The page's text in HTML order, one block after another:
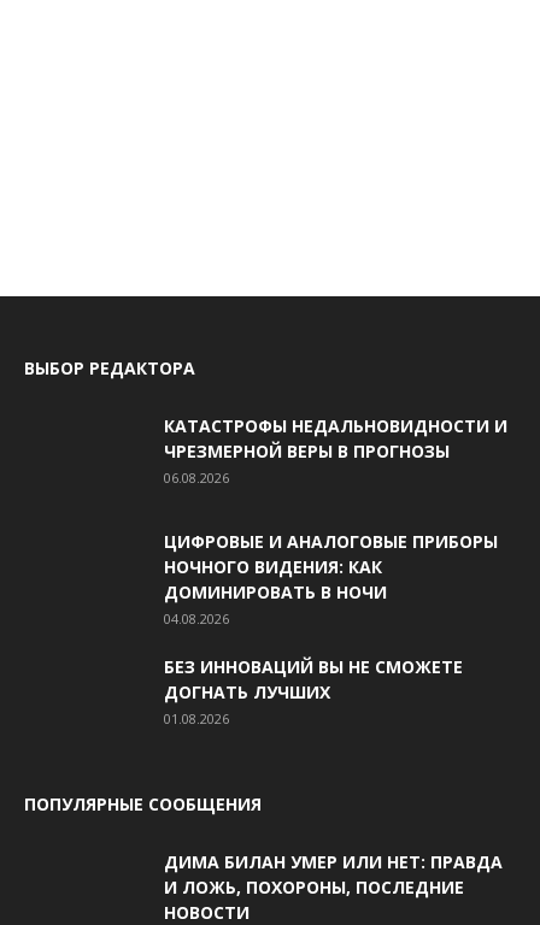
ВЫБОР РЕДАКТОРА
КАТАСТРОФЫ НЕДАЛЬНОВИДНОСТИ И
ЧРЕЗМЕРНОЙ ВЕРЫ В ПРОГНОЗЫ
06.08.2026
ЦИФРОВЫЕ И АНАЛОГОВЫЕ ПРИБОРЫ
НОЧНОГО ВИДЕНИЯ: КАК
ДОМИНИРОВАТЬ В НОЧИ
04.08.2026
БЕЗ ИННОВАЦИЙ ВЫ НЕ СМОЖЕТЕ
ДОГНАТЬ ЛУЧШИХ
01.08.2026
ПОПУЛЯРНЫЕ СООБЩЕНИЯ
ДИМА БИЛАН УМЕР ИЛИ НЕТ: ПРАВДА
И ЛОЖЬ, ПОХОРОНЫ, ПОСЛЕДНИЕ
НОВОСТИ